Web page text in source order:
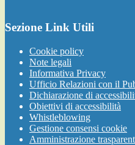
Sezione Link Utili
Cookie policy
Note legali
Informativa Privacy
Ufficio Relazioni con il
Dichiarazione di
Obiettivi di accessibilità
Whistleblowing
Gestione consensi cookie
Amministrazione